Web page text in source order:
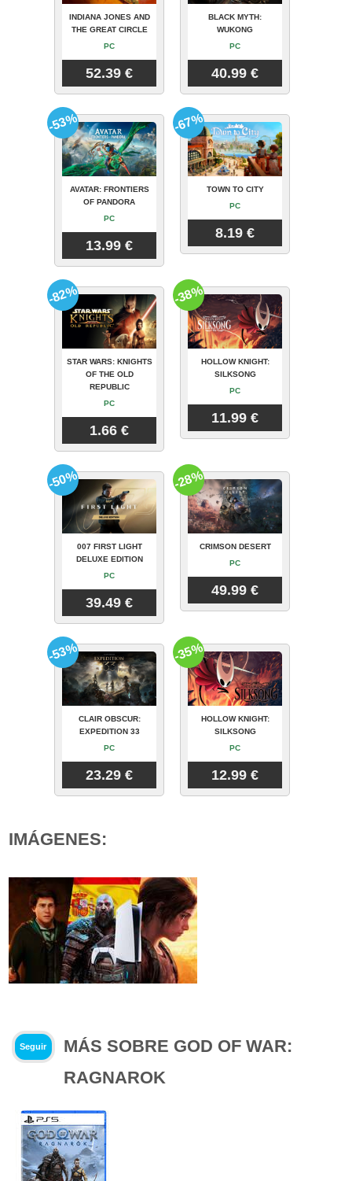
INDIANA JONES AND
THE GREAT CIRCLE
PC
52.39 €
BLACK MYTH:
WUKONG
PC
40.99 €
AVATAR: FRONTIERS
OF PANDORA
PC
13.99 €
-53%
TOWN TO CITY
PC
8.19 €
-67%
STAR WARS: KNIGHTS
OF THE OLD
REPUBLIC
PC
1.66 €
-82%
HOLLOW KNIGHT:
SILKSONG
PC
11.99 €
-38%
007 FIRST LIGHT
DELUXE EDITION
PC
39.49 €
-50%
CRIMSON DESERT
PC
49.99 €
-28%
CLAIR OBSCUR:
EXPEDITION 33
PC
23.29 €
-53%
HOLLOW KNIGHT:
SILKSONG
PC
12.99 €
-35%
IMÁGENES:
Seguir
MÁS SOBRE GOD OF WAR:
RAGNAROK